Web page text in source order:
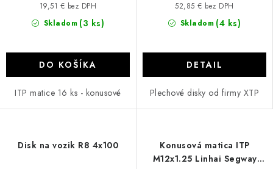
Skladom (3 ks)
19,51 € bez DPH
DO KOŠÍKA
ITP matice 16 ks - konusové
Skladom (4 ks)
52,85 € bez DPH
DETAIL
Plechové disky od firmy XTP
Disk na vozik R8 4x100
Konusová matica ITP
M12x1.25 Linhai Segway